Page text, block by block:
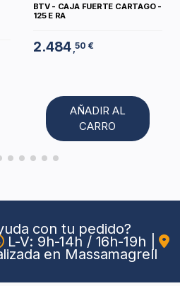
BTV - CAJA FUERTE CARTAGO -
125 E RA
2.484 ,50 €
AÑADIR AL
CARRO
con tu pedido?
L-V: 9h-14h / 16h-19h
en Massamagrell